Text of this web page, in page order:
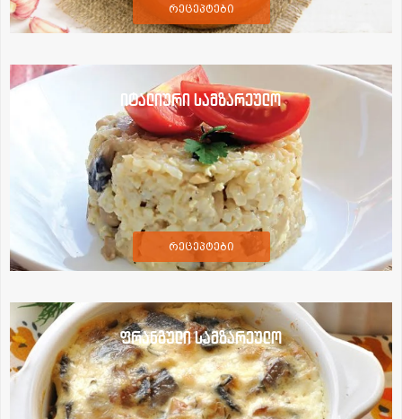
რეცეპტები
იტალიური სამზარეულო
რეცეპტები
ფრანგული სამზარეულო